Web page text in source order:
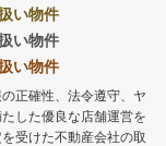
い物件
い物件
い物件
正確性、法令遵守、ヤ
した優良な店舗運営を
受けた不動産会社の取